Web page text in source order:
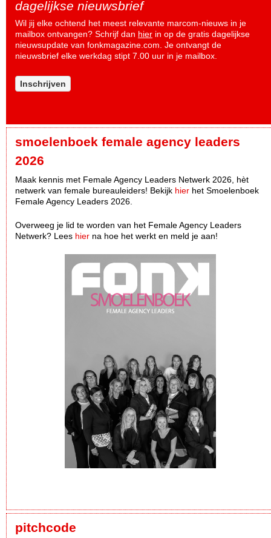
dagelijkse nieuwsbrief
Wil jij elke ochtend het meest relevante marcom-nieuws in je
mailbox ontvangen? Schrijf dan hier in op de gratis dagelijkse
nieuwsupdate van fonkmagazine.com. Je ontvangt de
nieuwsbrief elke werkdag stipt 7.00 uur in je mailbox.
Inschrijven
smoelenboek female agency leaders
2026
Maak kennis met Female Agency Leaders Netwerk 2026, hèt
netwerk van female bureauleiders! Bekijk hier het Smoelenboek
Female Agency Leaders 2026.
Overweeg je lid te worden van het Female Agency Leaders
Netwerk? Lees hier na hoe het werkt en meld je aan!
pitchcode